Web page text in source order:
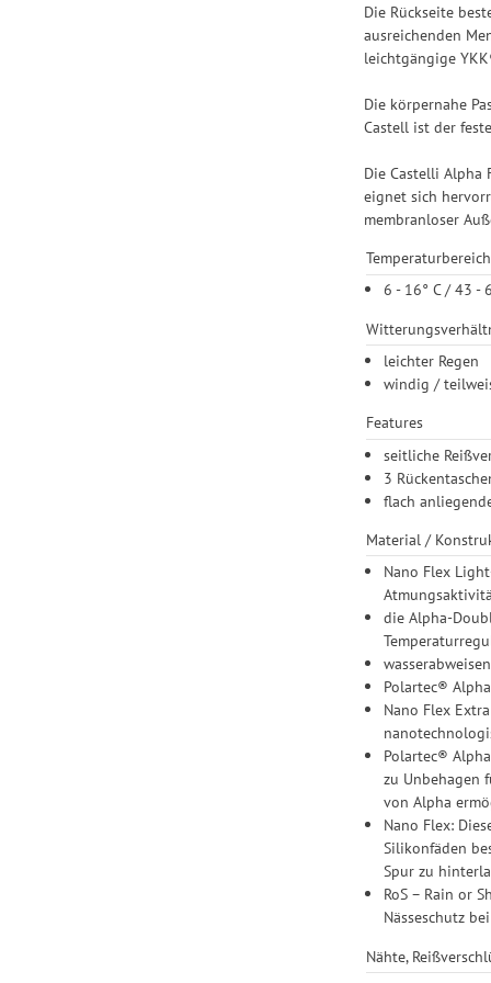
Die Rückseite
ausreichenden
leichtgängige
Die körpernahe
Castell ist der
Die Castelli Alpha
eignet sich
membranloser
Temperaturbereich
6 - 16° C / 43 -
leichter Regen
windig /
Features
seitliche
3
flach
Material /
Nano Flex
die Alpha-
Polartec®
Nano Flex
Polartec®
zu Unbehagen
von Alpha
Nano Flex:
Silikonfäden
Spur zu
RoS – Rain or
Nässeschutz
Nähte,